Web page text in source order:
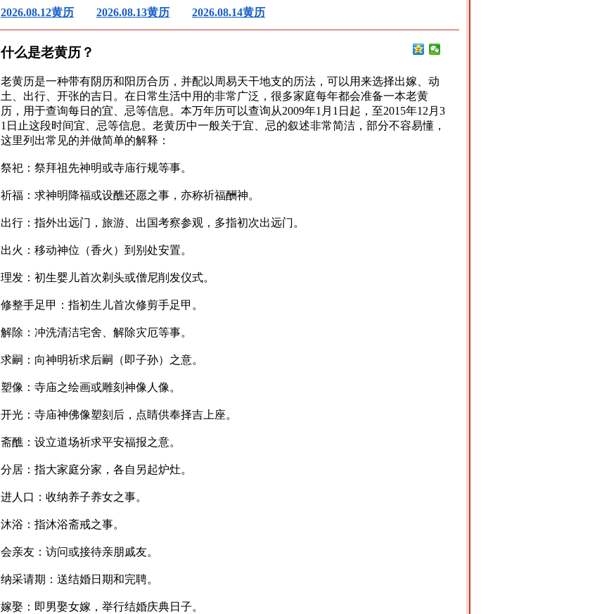
2026.08.12黄历
2026.08.13黄历 2026.08.14黄历
什么是老黄历？
老黄历是一种带有阴历和阳历合历，并配以周易天干地支的历法，可以用来选择出嫁、动
土、出行、开张的吉日。在日常生活中用的非常广泛，很多家庭每年都会准备一本老黄
历，用于查询每日的宜、忌等信息。本万年历可以查询从2009年1月1日起，至2015年12月3
1日止这段时间宜、忌等信息。老黄历中一般关于宜、忌的叙述非常简洁，部分不容易懂，
这里列出常见的并做简单的解释：
祭祀：祭拜祖先神明或寺庙行规等事。
祈福：求神明降福或设醮还愿之事，亦称祈福酬神。
出行：指外出远门，旅游、出国考察参观，多指初次出远门。
出火：移动神位（香火）到别处安置。
理发：初生婴儿首次剃头或僧尼削发仪式。
修整手足甲：指初生儿首次修剪手足甲。
解除：冲洗清洁宅舍、解除灾厄等事。
求嗣：向神明祈求后嗣（即子孙）之意。
塑像：寺庙之绘画或雕刻神像人像。
开光：寺庙神佛像塑刻后，点睛供奉择吉上座。
斋醮：设立道场祈求平安福报之意。
分居：指大家庭分家，各自另起炉灶。
进人口：收纳养子养女之事。
沐浴：指沐浴斋戒之事。
会亲友：访问或接待亲朋戚友。
纳采请期：送结婚日期和完聘。
嫁娶：即男娶女嫁，举行结婚庆典日子。